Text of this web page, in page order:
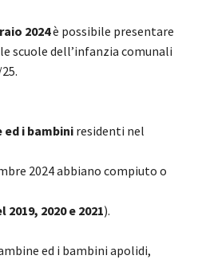
2024è possibile presentare
scuole dell’infanzia comunali
i bambini residenti nel
2024 abbiano compiuto o
2019, 2020 e 2021).
ed i bambini apolidi,